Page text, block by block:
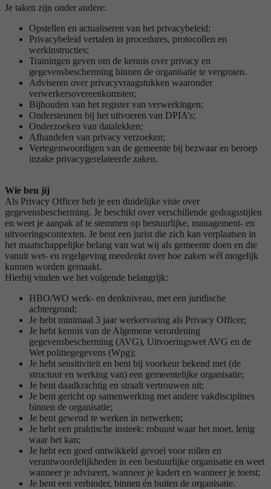
Je taken zijn onder andere:
Opstellen en actualiseren van het privacybeleid;
Privacybeleid vertalen in procedures, protocollen en
werkinstructies;
Trainingen geven om de kennis over privacy en
gegevensbescherming binnen de organisatie te vergroten.
Adviseren over privacyvraagstukken waaronder
verwerkersovereenkomsten;
Bijhouden van het register van verwerkingen;
Ondersteunen bij het uitvoeren van DPIA’s;
Onderzoeken van datalekken;
Afhandelen van privacy verzoeken;
Vertegenwoordigen van de gemeente bij bezwaar en beroep
inzake privacygerelateerde zaken.
Wie ben jij
Als Privacy Officer heb je een duidelijke visie over
gegevensbescherming. Je beschikt over verschillende gedragsstijlen
en weet je aanpak af te stemmen op bestuurlijke, management- en
uitvoeringscontexten. Je bent een jurist die zich kan verplaatsen in
het maatschappelijke belang van wat wij als gemeente doen en die
vanuit wet- en regelgeving meedenkt over hoe zaken wél mogelijk
kunnen worden gemaakt.
Hierbij vinden we het volgende belangrijk:
HBO/WO werk- en denkniveau, met een juridische
achtergrond;
Je hebt minimaal 3 jaar werkervaring als Privacy Officer;
Je hebt kennis van de Algemene verordening
gegevensbescherming (AVG), Uitvoeringswet AVG en de
Wet politiegegevens (Wpg);
Je hebt sensitiviteit en bent bij voorkeur bekend met (de
structuur en werking van) een gemeentelijke organisatie;
Je bent daadkrachtig en straalt vertrouwen uit;
Je bent gericht op samenwerking met andere vakdisciplines
binnen de organisatie;
Je bent gewend te werken in netwerken;
Je hebt een praktische insteek: robuust waar het moet, lenig
waar het kan;
Je hebt een goed ontwikkeld gevoel voor rollen en
verantwoordelijkheden in een bestuurlijke organisatie en weet
wanneer je adviseert, wanneer je kadert en wanneer je toetst;
Je bent een verbinder, binnen én buiten de organisatie.